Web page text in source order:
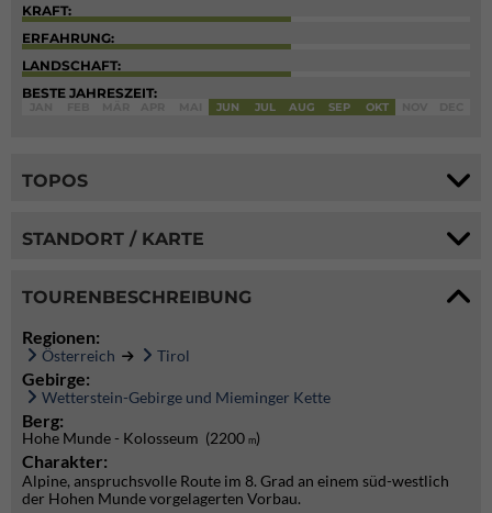
KRAFT:
ERFAHRUNG:
LANDSCHAFT:
BESTE JAHRESZEIT:
JUN JUL AUG SEP OKT
TOPOS
STANDORT / KARTE
TOURENBESCHREIBUNG
Regionen:
Österreich Tirol
Gebirge:
Wetterstein-Gebirge und Mieminger Kette
Berg:
Hohe Munde - Kolosseum (2200 m)
Charakter:
Alpine, anspruchsvolle Route im 8. Grad an einem süd-westlich
der Hohen Munde vorgelagerten Vorbau.